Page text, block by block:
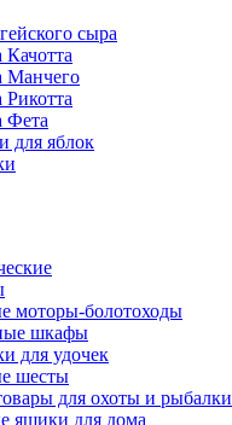
сыра
Манчего
Фета
для яблок
моторы-болотоходы
шкафы
для удочек
шесты
для охоты и рыбалки
ящики для дома